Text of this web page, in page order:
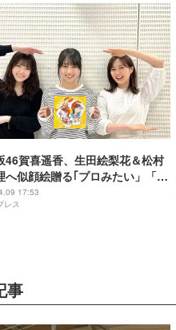
46賀喜遥香、生田絵梨花＆松村
へ似顔絵贈る｢プロみたい」「さ
声続々
17:53
レス
事